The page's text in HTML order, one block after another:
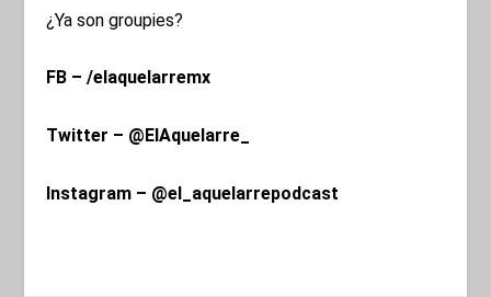
¿Ya son groupies?
FB – /elaquelarremx
Twitter – @ElAquelarre_
Instagram – @el_aquelarrepodcast